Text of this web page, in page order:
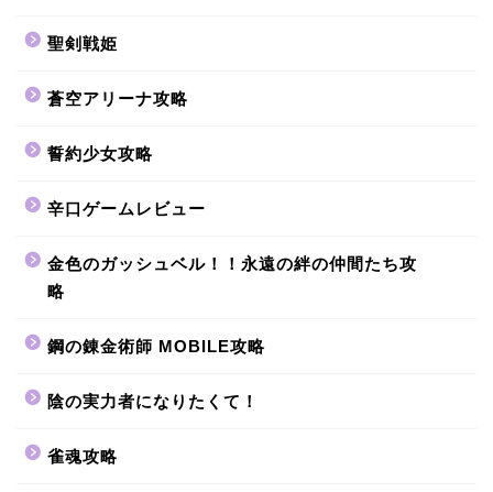
聖剣戦姫
蒼空アリーナ攻略
誓約少女攻略
辛口ゲームレビュー
金色のガッシュベル！！永遠の絆の仲間たち攻
略
鋼の錬金術師 MOBILE攻略
陰の実力者になりたくて！
雀魂攻略